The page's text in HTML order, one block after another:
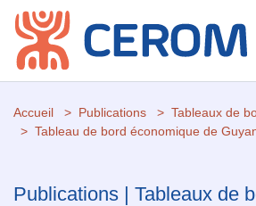
Accueil Publications
Tableaux de
Tableau de bord économique de
Publications | Tableaux de